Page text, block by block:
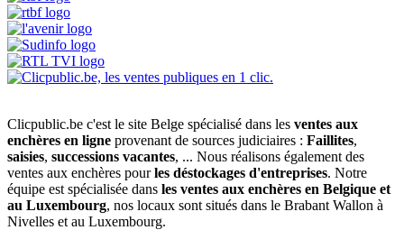
Clicpublic.be c'est le site Belge spécialisé dans les ventes aux
enchères en ligne provenant de sources judiciaires : Faillites,
saisies, successions vacantes, ... Nous réalisons également des
ventes aux enchères pourles déstockages d'entreprises. Notre
équipe est spécialisée dans les ventes aux enchères en Belgique et
au Luxembourg, nos locaux sont situés dans le Brabant Wallon à
Nivelles et au Luxembourg.